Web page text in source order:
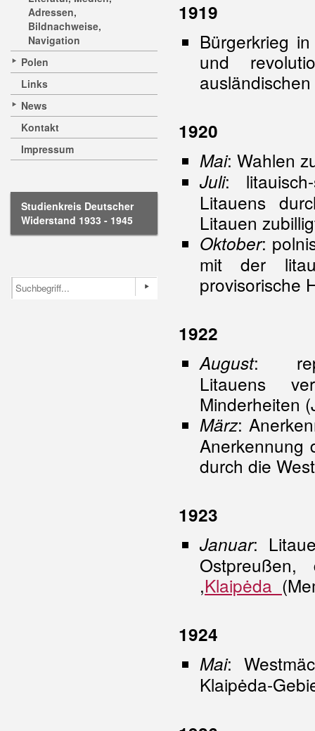
Adressen,
Bildnachweise,
Navigation
Polen
Links
News
Kontakt
Impressum
Studienkreis Deutscher
Widerstand 1933 - 1945
1919
Bürgerkrieg
und
1920
Mai: Wahlen
Juli:
Litauens
Litauen
Oktober:
mit der
provisorische
1922
August:
Litauens
Minderheiten
März:
Anerkennung
durch die
1923
Januar:
,Klaipėda
1924
Mai:
Klaipėda-